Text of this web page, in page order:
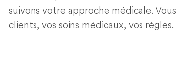
suivons votre approche médicale. Vous
clients, vos soins médicaux, vos règles.